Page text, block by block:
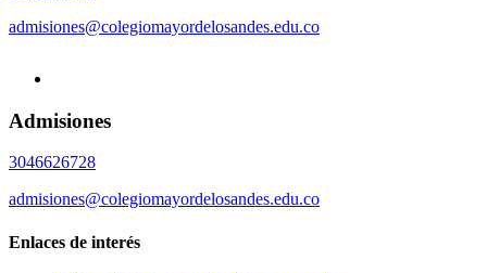
admisiones@colegiomayordelosandes.edu.co
Admisiones
3046626728
admisiones@colegiomayordelosandes.edu.co
Enlaces de interés